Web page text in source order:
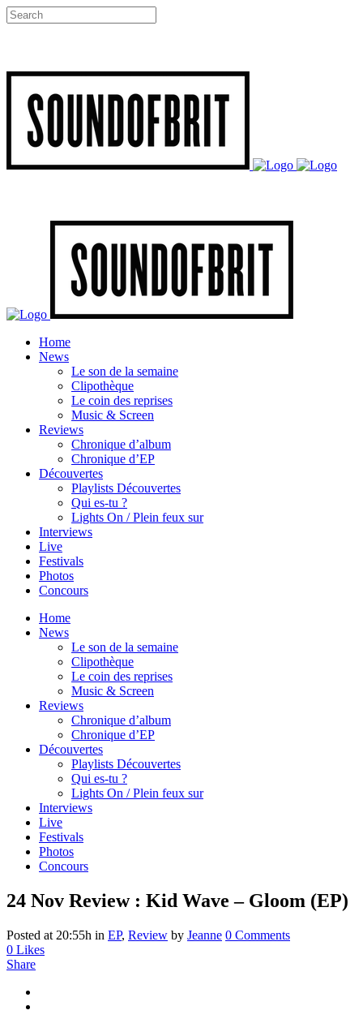
Home
News
Le son de la semaine
Clipothèque
Le coin des reprises
Music & Screen
Reviews
Chronique d’album
Chronique d’EP
Découvertes
Playlists Découvertes
Qui es-tu ?
Lights On / Plein feux sur
Interviews
Live
Festivals
Photos
Concours
Home
News
Le son de la semaine
Clipothèque
Le coin des reprises
Music & Screen
Reviews
Chronique d’album
Chronique d’EP
Découvertes
Playlists Découvertes
Qui es-tu ?
Lights On / Plein feux sur
Interviews
Live
Festivals
Photos
Concours
24 Nov Review : Kid Wave – Gloom (EP)
Posted at 20:55h in EP, Review by Jeanne 0 Comments
0 Likes
Share